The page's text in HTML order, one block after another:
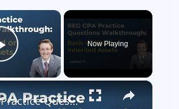
×
Play Video
Now Playing
×
REG Practice Questions: Calculating the Basis of Gifted or Inherited Assets